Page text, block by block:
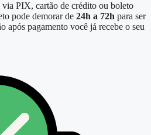
via PIX, cartão de crédito ou boleto
pode demorar de 24h a 72h para ser
após pagamento você já recebe o seu